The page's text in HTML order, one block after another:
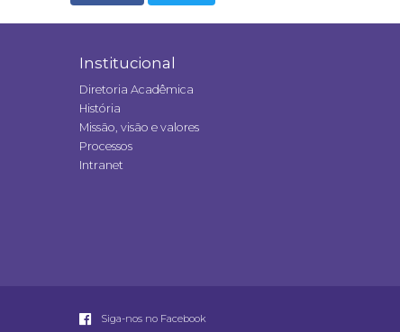
Institucional
Diretoria Acadêmica
História
Missão, visão e valores
Processos
Intranet
Siga-nos no Facebook